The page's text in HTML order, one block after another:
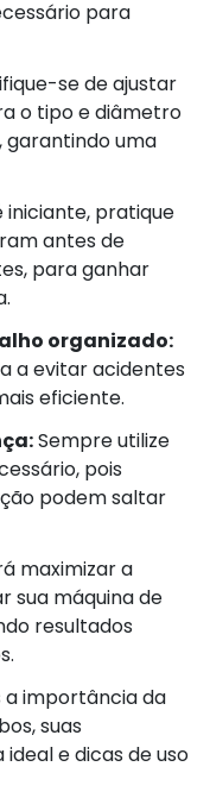
para
se de ajustar
o tipo e diâmetro
garantindo uma
iniciante, pratique
antes de
para ganhar
organizado:
a evitar acidentes
eficiente.
Sempre utilize
pois
podem saltar
maximizar a
sua máquina de
resultados
a importância da
suas
e dicas de uso